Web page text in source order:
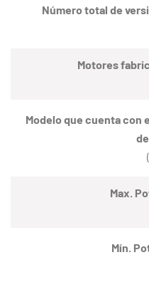
Número total de
Motores
Modelo que cuenta con
Max.
Mín.